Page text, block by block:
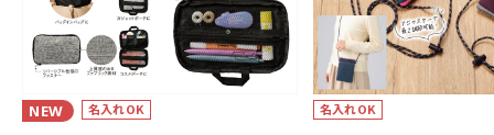
NEW 名入れOK 名入れOK